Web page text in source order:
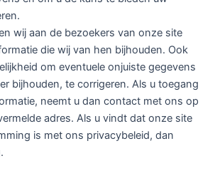
wij aan de bezoekers van onze site
die wij van hen bijhouden. Ook
om eventuele onjuiste gegevens
bijhouden, te corrigeren. Als u toegang
neemt u dan contact met ons op
adres. Als u vindt dat onze site
is met ons privacybeleid, dan